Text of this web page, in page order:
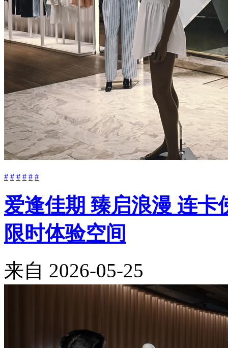
# # # # # #
爱逢佳期 臻启浪漫 连卡
限时体验空间
来自 2026-05-25